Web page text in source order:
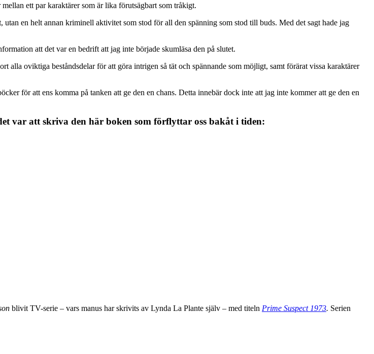
ett par karaktärer som är lika förutsägbart som tråkigt.
en helt annan kriminell aktivitet som stod för all den spänning som stod till buds. Med det sagt hade jag
att det var en bedrift att jag inte började skumläsa den på slutet.
alla oviktiga beståndsdelar för att göra intrigen så tät och spännande som möjligt, samt förärat vissa karaktärer
för att ens komma på tanken att ge den en chans. Detta innebär dock inte att jag inte kommer att ge den en
var att skriva den här boken som förflyttar oss bakåt i tiden:
blivit TV-serie – vars manus har skrivits av Lynda La Plante själv – med titeln Prime Suspect 1973. Serien